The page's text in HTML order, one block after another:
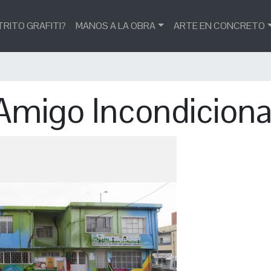
GRAFITI? MANOS A LA OBRA ARTE EN CONCRETO